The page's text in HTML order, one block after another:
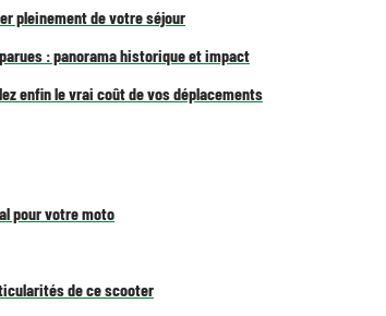
pleinement de votre séjour
: panorama historique et impact
enfin le vrai coût de vos déplacements
pour votre moto
de ce scooter